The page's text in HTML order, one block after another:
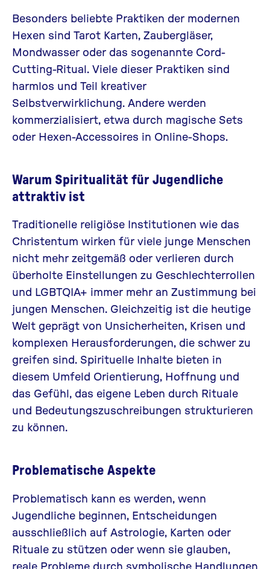
Besonders beliebte Praktiken der modernen
Hexen sind Tarot Karten, Zaubergläser,
Mondwasseroder das sogenannte Cord-
Cutting-Ritual. Viele dieser Praktiken sind
harmlos und Teil kreativer
Selbstverwirklichung. Andere werden
kommerzialisiert, etwa durch magische Sets
oder Hexen-Accessoires in Online-Shops.
Warum Spiritualität für Jugendliche
attraktiv ist
Traditionelle religiöse Institutionen wie das
Christentum wirken für viele junge Menschen
nicht mehr zeitgemäß oder verlieren durch
überholte Einstellungen zu Geschlechterrollen
und LGBTQIA+ immer mehr an Zustimmung bei
jungen Menschen. Gleichzeitig ist die heutige
Welt geprägt von Unsicherheiten, Krisen und
komplexen Herausforderungen, die schwer zu
greifen sind. Spirituelle Inhalte bieten in
diesem Umfeld Orientierung, Hoffnung und
das Gefühl, das eigene Leben durch Rituale
und Bedeutungszuschreibungen strukturieren
zu können.
Problematische Aspekte
Problematisch kann es werden, wenn
Jugendliche beginnen, Entscheidungen
ausschließlich auf Astrologie, Karten oder
Rituale zu stützen oder wenn sie glauben,
reale Probleme durch symbolische Handlungen